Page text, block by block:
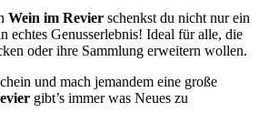
Wein im Revier schenkst du nicht nur ein
echtes Genusserlebnis! Ideal für alle, die
oder ihre Sammlung erweitern wollen.
und mach jemandem eine große
gibt’s immer was Neues zu